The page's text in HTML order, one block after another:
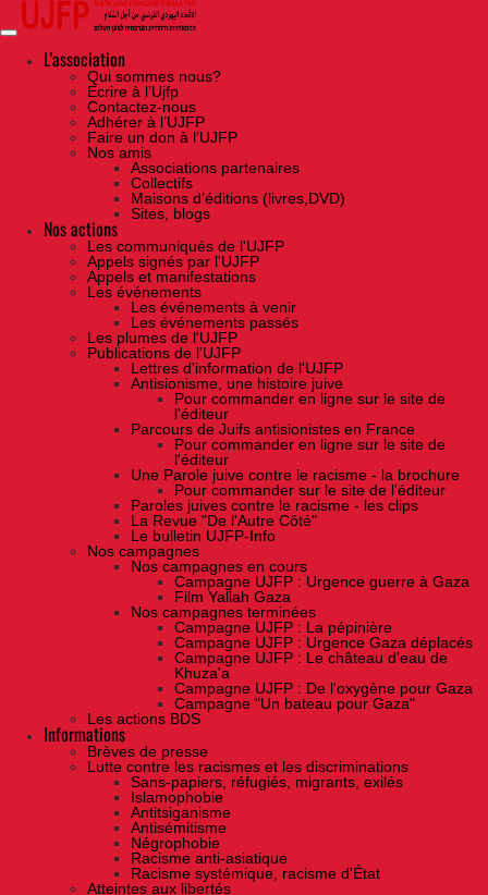
Skip
the
contentL'association
Qui sommes nous?
Ecrire à l’Ujfp
Contactez-nous
Adhérer à l’UJFP
Faire un don à l’UJFP
Nos amis
Associations partenaires
Collectifs
Maisons d’éditions (livres,DVD)
Sites, blogs
Nos actions
Les communiqués de l'UJFP
Appels signés par l'UJFP
Appels et manifestations
Les événements
Les événements à venir
Les événements passés
Les plumes de l'UJFP
Publications de l'UJFP
Lettres d'information de l'UJFP
Antisionisme, une histoire juive
Pour commander en ligne sur le site de
l'éditeur
Parcours de Juifs antisionistes en France
Pour commander en ligne sur le site de
l'éditeur
Une Parole juive contre le racisme - la brochure
Pour commander sur le site de l'éditeur
Paroles juives contre le racisme - les clips
La Revue "De l'Autre Côté"
Le bulletin UJFP-Info
Nos campagnes
Nos campagnes en cours
Campagne UJFP : Urgence guerre à Gaza
Film Yallah Gaza
Nos campagnes terminées
Campagne UJFP : La pépinière
Campagne UJFP : Urgence Gaza déplacés
Campagne UJFP : Le château d'eau de
Khuza'a
Campagne UJFP : De l'oxygène pour Gaza
Campagne "Un bateau pour Gaza"
Les actions BDS
Informations
Brèves de presse
Lutte contre les racismes et les discriminations
Sans-papiers, réfugiés, migrants, exilés
Islamophobie
Antitsiganisme
Antisémitisme
Négrophobie
Racisme anti-asiatique
Racisme systémique, racisme d'État
Atteintes aux libertés